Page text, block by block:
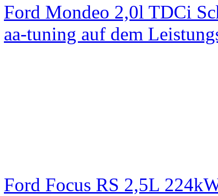
Ford Mondeo 2,0l TDCi
aa-tuning auf dem
Ford Focus RS 2,5L